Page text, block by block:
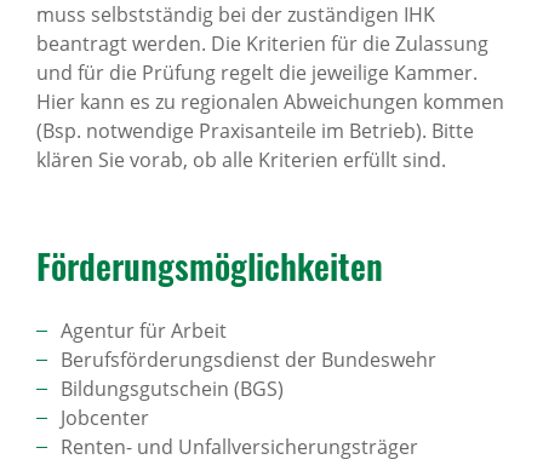
muss selbstständig bei der zuständigen IHK
beantragt werden. Die Kriterien für die Zulassung
und für die Prüfung regelt die jeweilige Kammer.
Hier kann es zu regionalen Abweichungen kommen
(Bsp. notwendige Praxisanteile im Betrieb). Bitte
klären Sie vorab, ob alle Kriterien erfüllt sind.
Förde­rungs­mög­lich­keiten
Agentur für Arbeit
Berufsförderungsdienst der Bundeswehr
Bildungsgutschein (BGS)
Jobcenter
Renten- und Unfallversicherungsträger